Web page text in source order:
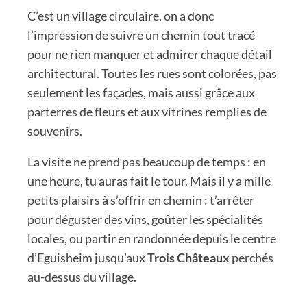
C’est un village circulaire, on a donc
l’impression de suivre un chemin tout tracé
pour ne rien manquer et admirer chaque détail
architectural. Toutes les rues sont colorées, pas
seulement les façades, mais aussi grâce aux
parterres de fleurs et aux vitrines remplies de
souvenirs.
La visite ne prend pas beaucoup de temps : en
une heure, tu auras fait le tour. Mais il y a mille
petits plaisirs à s’offrir en chemin : t’arrêter
pour déguster des vins, goûter les spécialités
locales, ou partir en randonnée depuis le centre
d’Eguisheim jusqu’auxTrois Châteaux perchés
au-dessus du village.